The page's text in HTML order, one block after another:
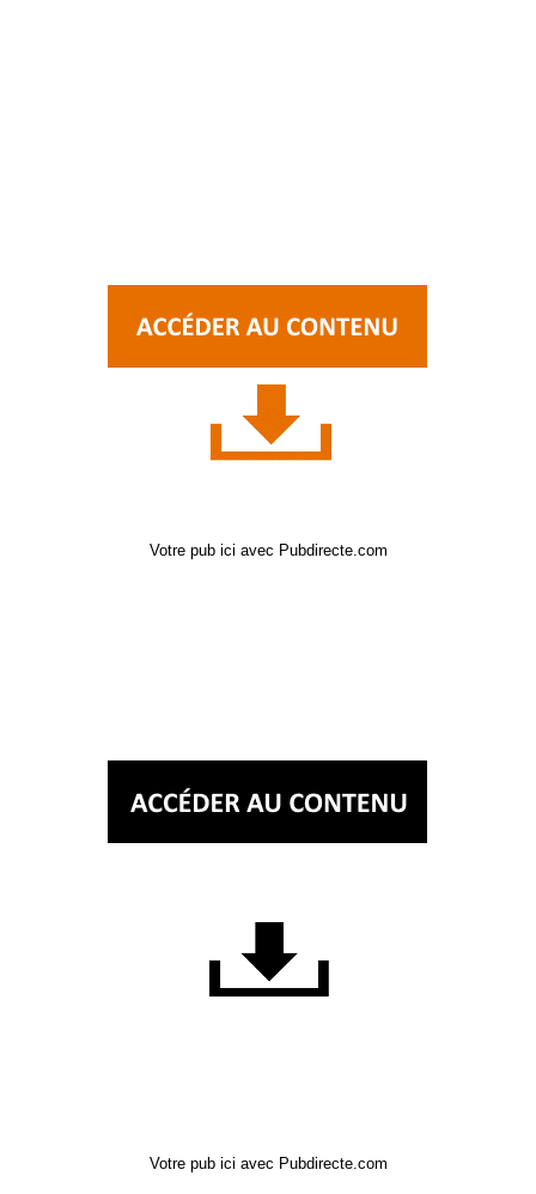
Votre pub ici avec Pubdirecte.com
Votre pub ici avec Pubdirecte.com